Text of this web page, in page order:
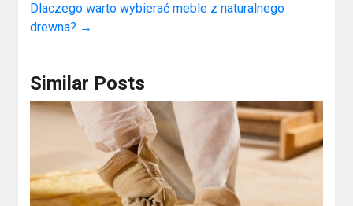
Dlaczego warto wybierać meble z naturalnego
drewna? →
Similar Posts